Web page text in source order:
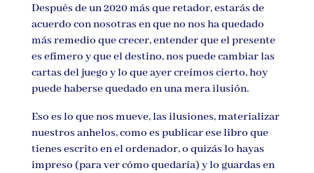
Después de un 2020 más que retador, estarás de
acuerdo con nosotras en que no nos ha quedado
más remedio que crecer, entender que el presente
es efímero y que el destino, nos puede cambiar las
cartas del juego y lo que ayer creímos cierto, hoy
puede haberse quedado en una mera ilusión.
Eso es lo que nos mueve, las ilusiones, materializar
nuestros anhelos, como es publicar ese libro que
tienes escrito en el ordenador, o quizás lo hayas
impreso (para ver cómo quedaría) y lo guardas en